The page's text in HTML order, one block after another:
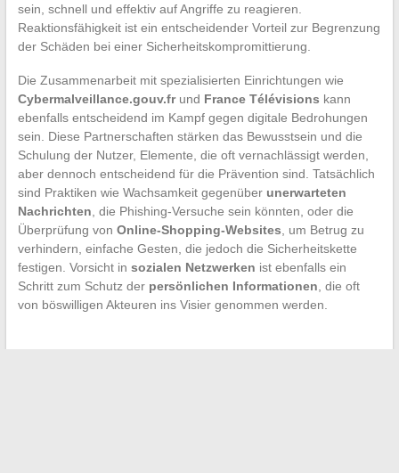
sein, schnell und effektiv auf Angriffe zu reagieren.
Reaktionsfähigkeit ist ein entscheidender Vorteil zur Begrenzung
der Schäden bei einer Sicherheitskompromittierung.
Die Zusammenarbeit mit spezialisierten Einrichtungen wie
Cybermalveillance.gouv.frund France Télévisions kann
ebenfalls entscheidend im Kampf gegen digitale Bedrohungen
sein. Diese Partnerschaften stärken das Bewusstsein und die
Schulung der Nutzer, Elemente, die oft vernachlässigt werden,
aber dennoch entscheidend für die Prävention sind. Tatsächlich
sind Praktiken wie Wachsamkeit gegenüber unerwarteten
Nachrichten , die Phishing-Versuche sein könnten, oder die
Überprüfung von Online-Shopping-Websites , um Betrug zu
verhindern, einfache Gesten, die jedoch die Sicherheitskette
festigen. Vorsicht in sozialen Netzwerken ist ebenfalls ein
Schritt zum Schutz der persönlichen Informationen , die oft
von böswilligen Akteuren ins Visier genommen werden.